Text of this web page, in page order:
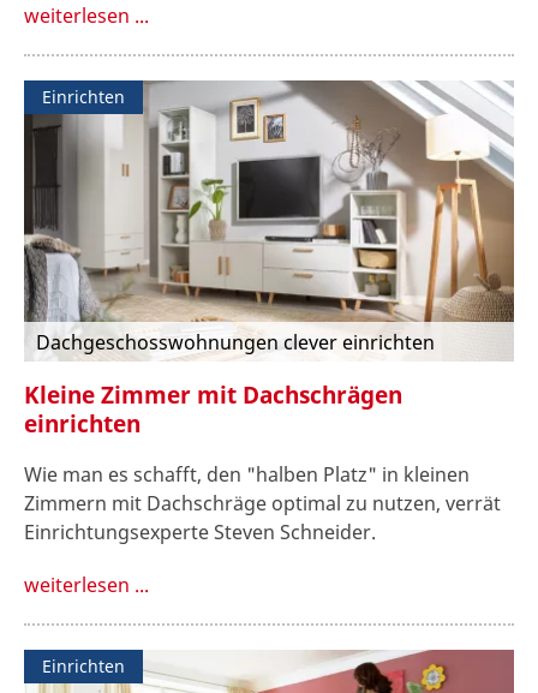
weiterlesen ...
Einrichten
Dachgeschosswohnungen clever einrichten
Kleine Zimmer mit Dachschrägen
einrichten
Wie man es schafft, den "halben Platz" in kleinen
Zimmern mit Dachschräge optimal zu nutzen, verrät
Einrichtungsexperte Steven Schneider.
weiterlesen ...
Einrichten